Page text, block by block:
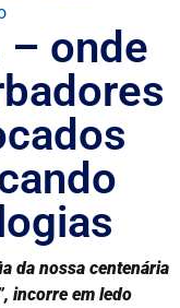
– onde
da nossa centenária
incorre em ledo